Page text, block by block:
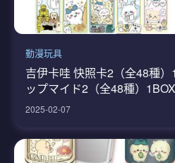
動漫玩具
吉伊卡哇 快照卡2（全48種
ップマイド2（全48種）
2025-02-07